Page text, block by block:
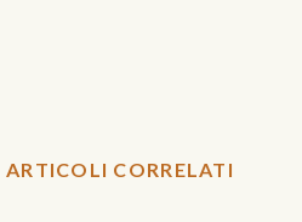
ARTICOLI CORRELATI